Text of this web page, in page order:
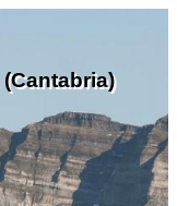
(Cantabria)